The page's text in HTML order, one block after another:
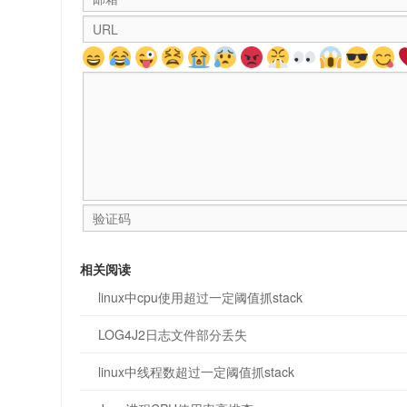
相关阅读
linux中cpu使用超过一定阈值抓stack
LOG4J2日志文件部分丢失
linux中线程数超过一定阈值抓stack